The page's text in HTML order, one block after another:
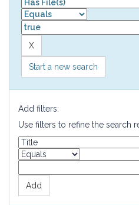
Start a new search
Add filters:
Use filters to refine the search